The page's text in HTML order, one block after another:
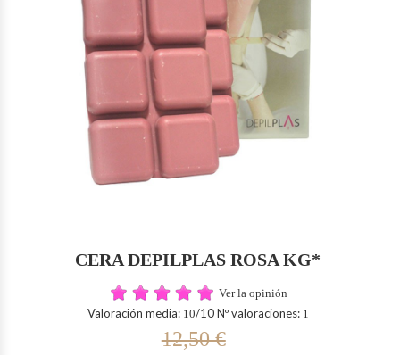
CERA DEPILPLAS ROSA KG*
Ver la opinión
Valoración media: 10/10 Nº valoraciones: 1
12,50 €